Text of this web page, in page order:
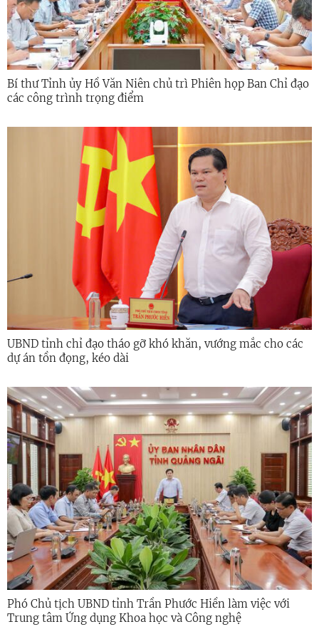
Bí thư Tỉnh ủy Hồ Văn Niên chủ trì Phiên họp Ban Chỉ đạo
các công trình trọng điểm
UBND tỉnh chỉ đạo tháo gỡ khó khăn, vướng mắc cho các
dự án tồn đọng, kéo dài
Phó Chủ tịch UBND tỉnh Trần Phước Hiền làm việc với
Trung tâm Ứng dụng Khoa học và Công nghệ